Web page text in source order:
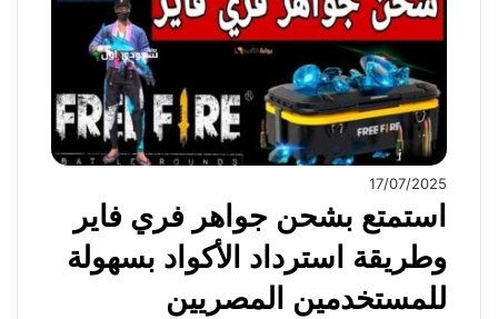
17/07/2025
استمتع بشحن جواهر فري فاير
وطريقة استرداد الأكواد بسهولة
للمستخدمين المصريين